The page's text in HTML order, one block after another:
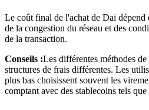
Prêts
Service d'emprunt adossé à des
Le coût final de l'achat de Dai dépend
de la congestion du réseau et des
de la transaction.
Conseils :Les différentes méthodes
structures de frais différentes. Les
plus bas choisissent souvent les
comptant avec des stablecoins tels